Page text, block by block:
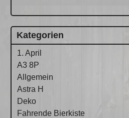
Kategorien
1. April
A3 8P
Allgemein
Astra H
Deko
Fahrende Bierkiste